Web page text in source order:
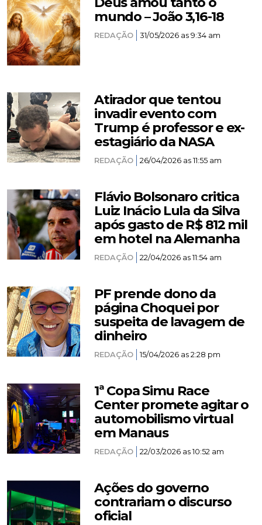
mundo – João 3,16-18
REDAÇÃO 31/05/2026 as 9:34 am
Atirador que tentou
invadir evento com
Trump é professor e ex-
estagiário da NASA
REDAÇÃO 26/04/2026 as 11:55 am
Flávio Bolsonaro critica
Luiz Inácio Lula da Silva
após gasto de R$ 812 mil
em hotel na Alemanha
REDAÇÃO 22/04/2026 as 11:54 am
PF prende dono da
página Choquei por
suspeita de lavagem de
dinheiro
REDAÇÃO 15/04/2026 as 2:28 pm
1ª Copa Simu Race
Center promete agitar o
automobilismo virtual
em Manaus
REDAÇÃO 22/03/2026 as 10:52 am
Ações do governo
contrariam o discurso
oficial